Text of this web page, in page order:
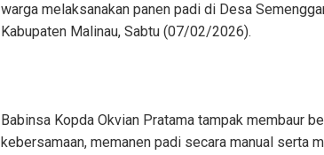
warga melaksanakan panen padi di Desa
Kabupaten Malinau, Sabtu (07/02/2026).
Babinsa Kopda Okvian Pratama tampak membaur
kebersamaan, memanen padi secara manual serta